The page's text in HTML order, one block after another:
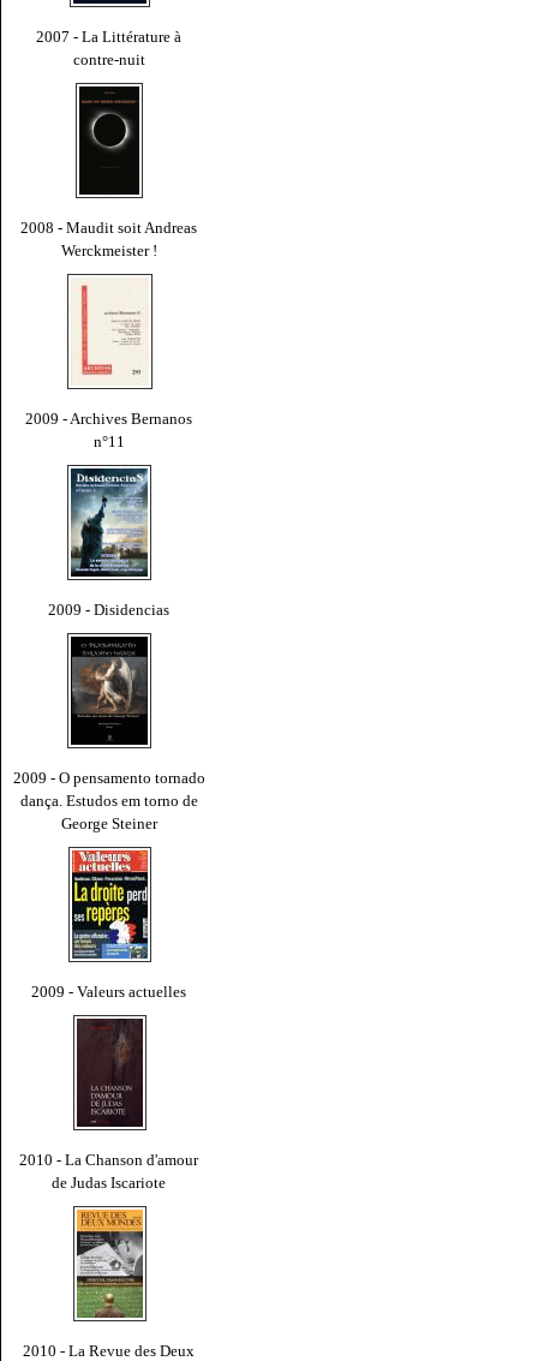
2007 - La Littérature à
contre-nuit
2008 - Maudit soit Andreas
Werckmeister !
2009 - Archives Bernanos
n°11
2009 - Disidencias
2009 - O pensamento tornado
dança. Estudos em torno de
George Steiner
2009 - Valeurs actuelles
2010 - La Chanson d'amour
de Judas Iscariote
2010 - La Revue des Deux